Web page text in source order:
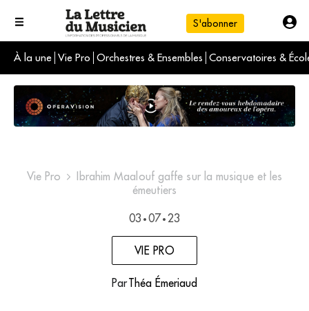
S'abonner
À la une Vie Pro Orchestres & Ensembles Conservatoires &
L'info du jour
Le numéro du mois
International
Vie Pro
Ibrahim Maalouf gaffe sur la musique et les
émeutiers
03 • 07 • 23
VIE PRO
ParThéa Émeriaud